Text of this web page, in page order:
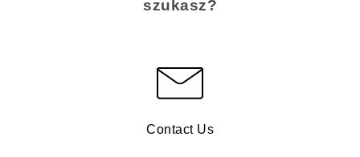
szukasz?
Contact Us